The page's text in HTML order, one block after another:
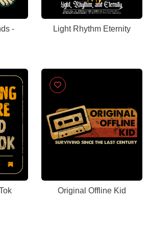
-
Light Rhythm Eternity
Original Offline Kid